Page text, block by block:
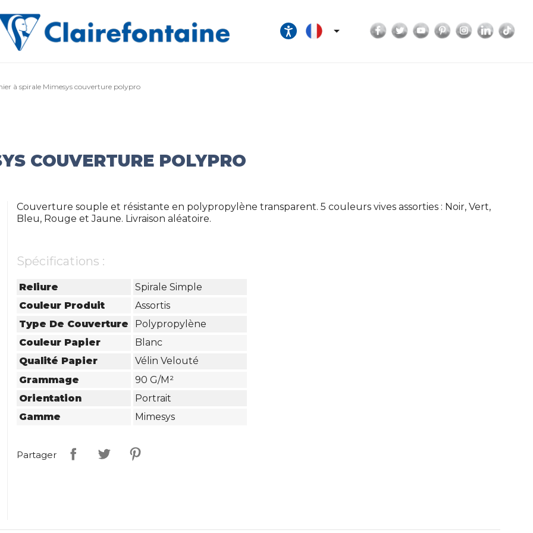
 Facebook
TwitterYouTubePinterestInstagram
à spirale Mimesys couverture polypro
COUVERTURE POLYPRO
Couverture souple et résistante en polypropylène transparent. 5 couleurs vives assorties : Noir, Vert,
Bleu, Rouge et Jaune. Livraison aléatoire.
Spécifications :
Reliure
Spirale Simple
Couleur Produit
Assortis
Type De Couverture
Polypropylène
Couleur Papier
Blanc
Qualité Papier
Vélin Velouté
Grammage
90 G/m²
Orientation
Portrait
Gamme
Mimesys
Partager